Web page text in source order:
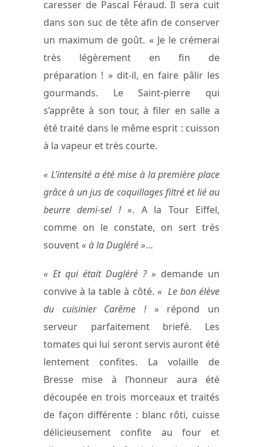
caresser de Pascal Féraud. Il sera cuit
dans son suc de tête afin de conserver
un maximum de goût. « Je le crémerai
très légèrement en fin de
préparation ! » dit-il, en faire pâlir les
gourmands. Le Saint-pierre qui
s’apprête à son tour, à filer en salle a
été traité dans le même esprit : cuisson
à la vapeur et très courte.
« L’intensité a été mise à la première place
grâce à un jus de coquillages filtré et lié au
beurre demi-sel ! ». A la Tour Eiffel,
comme on le constate, on sert très
souvent« à la Dugléré »…
« Et qui était Dugléré ? » demande un
convive à la table à côté. « Le bon élève
du cuisinier Carême ! » répond un
serveur parfaitement briefé. Les
tomates qui lui seront servis auront été
lentement confites. La volaille de
Bresse mise à l’honneur aura été
découpée en trois morceaux et traités
de façon différente : blanc rôti, cuisse
délicieusement confite au four et